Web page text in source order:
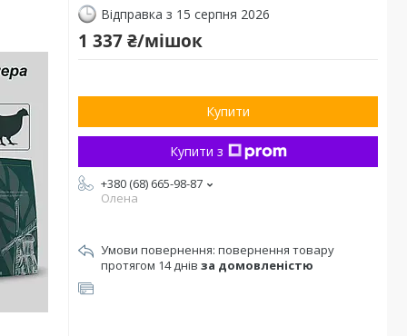
Відправка з 15 серпня 2026
1 337 ₴/мішок
Купити
Купити з
+380 (68) 665-98-87
Олена
повернення товару
протягом 14 днів за домовленістю